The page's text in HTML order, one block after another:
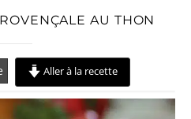
AU THON
Aller à la recette